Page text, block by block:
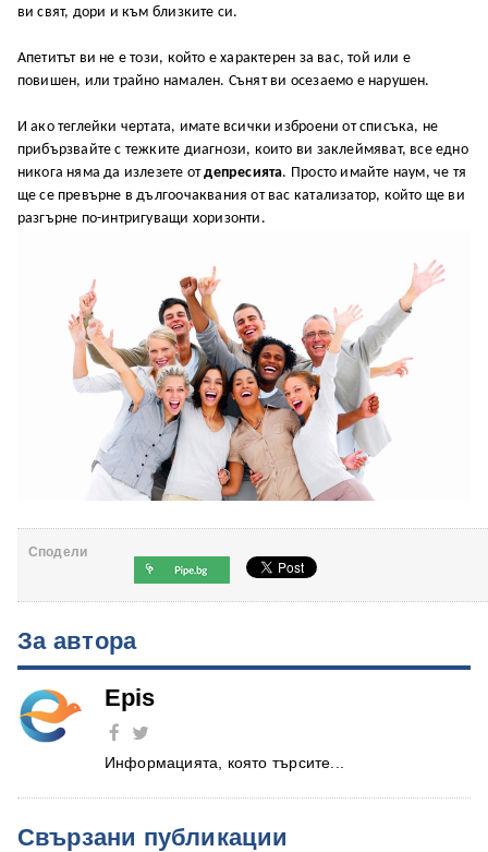
ви свят, дори и към близките си.
Апетитът ви не е този, който е характерен за вас, той или е
повишен, или трайно намален. Сънят ви осезаемо е нарушен.
И ако теглейки чертата, имате всички изброени от списъка, не
прибързвайте с тежките диагнози, които ви заклеймяват, все едно
никога няма да излезете отдепресията. Просто имайте наум, че тя
ще се превърне в дългоочаквания от вас катализатор, който ще ви
разгърне по-интригуващи хоризонти.
Сподели
За автора
Epis
Информацията, която търсите...
Свързани публикации